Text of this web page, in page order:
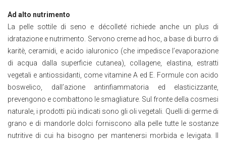
Ad alto nutrimento
La pelle sottile di seno e décolleté richiede anche un plus di
idratazione e nutrimento. Servono creme ad hoc, a base di burro di
karitè, ceramidi, e acido ialuronico (che impedisce l’evaporazione
di acqua dalla superficie cutanea), collagene, elastina, estratti
vegetali e antiossidanti, come vitamine A ed E. Formule con acido
boswelico, dall’azione antinfiammatoria ed elasticizzante,
prevengono e combattono le smagliature. Sul fronte della cosmesi
naturale, i prodotti più indicati sono gli oli vegetali. Quelli di germe di
grano e di mandorle dolci forniscono alla pelle tutte le sostanze
nutritive di cui ha bisogno per mantenersi morbida e levigata. Il